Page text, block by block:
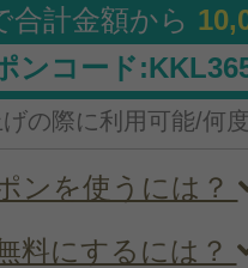
合計金額から
ンコード
の際に利用可能/何
ンを使うには？
料にするには？